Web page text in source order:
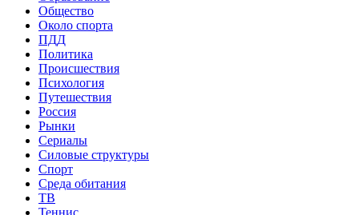
Общество
Около спорта
ПДД
Политика
Происшествия
Психология
Путешествия
Россия
Рынки
Сериалы
Силовые структуры
Спорт
Среда обитания
ТВ
Теннис